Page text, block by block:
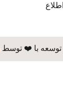
توسعه با ❤️ توسط